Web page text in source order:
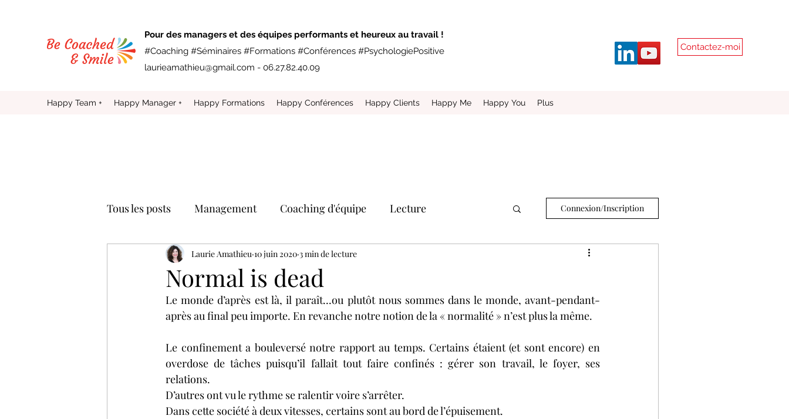
Pour des managers et des équipes performants et heureux au travail !
#Coaching #Séminaires #Formations #Conférences #PsychologiePositive
laurieamathieu@gmail.com - 06.27.82.40.09
Contactez-moi
Happy Team + Happy Manager + Happy Formations Happy Conférences Happy Clients Happy Me Happy You Plus
Tous les posts Management Coaching d'équipe Lecture Connexion/Inscription
Normal is dead
Laurie Amathieu 10 juin 2020 3 min de lecture
Le monde d’après est là, il paraît...ou plutôt nous sommes dans le monde, avant-pendant-
après au final peu importe. En revanche notre notion de la « normalité » n’est plus la même.
Le confinement a bouleversé notre rapport au temps. Certains étaient (et sont encore) en
overdose de tâches puisqu’il fallait tout faire confinés : gérer son travail, le foyer, ses
relations.
D’autres ont vu le rythme se ralentir voire s’arrêter.
Dans cette société à deux vitesses, certains sont au bord de l’épuisement.